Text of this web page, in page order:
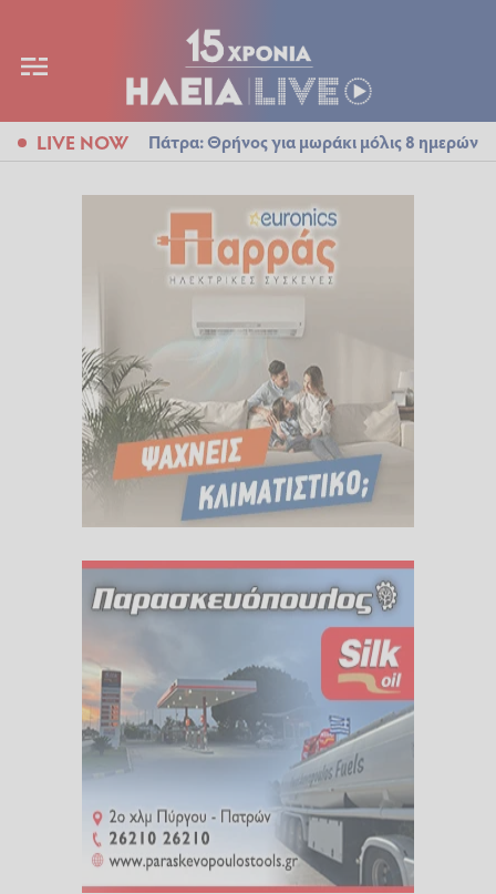
LIVE NOW Πάτρα: Θρήνος για μωράκι μόλις 8 ημερών